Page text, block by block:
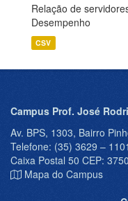
Relação de
Desempenho
CSV
Campus Prof. José
Av. BPS, 1303, Bairro
Telefone: (35) 3629 –
Caixa Postal 50 CEP:
Mapa do Campus